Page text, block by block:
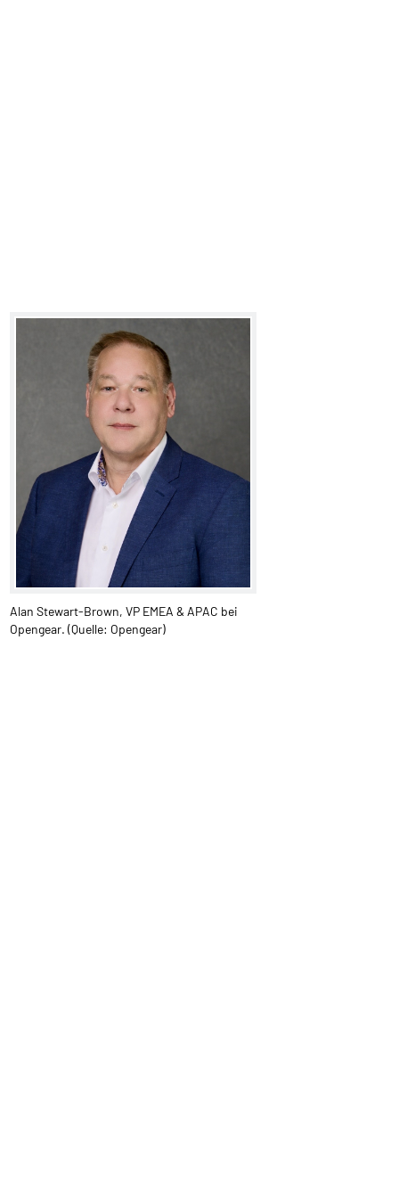
Alan Stewart-Brown, VP EMEA & APAC bei
Opengear. (Quelle: Opengear)